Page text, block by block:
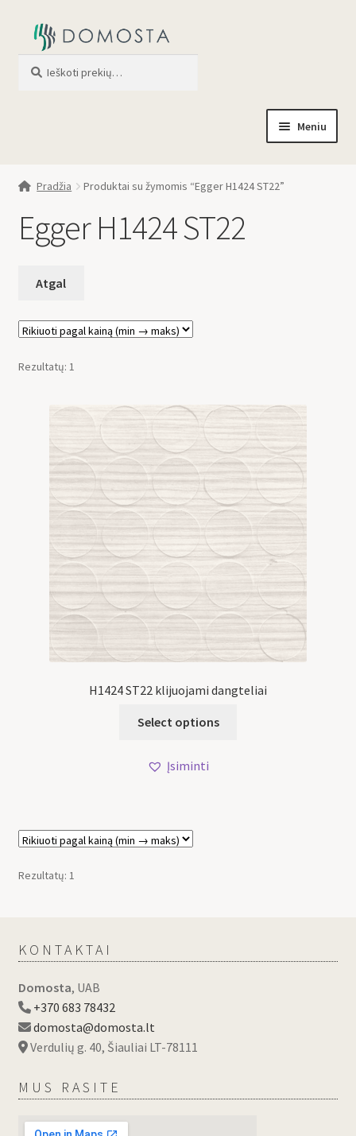
Meniu
Apie mus
Profilis
Pradžia Produktai su žymomis “Egger H1424 ST22”
Egger H1424 ST22
Rezultatų: 1
H1424 ST22 klijuojami dangteliai
Select options
Įsiminti
Rezultatų: 1
KONTAKTAI
Domosta, UAB
+370 683 78432
domosta@domosta.lt
Verdulių g. 40, Šiauliai LT-78111
MUS RASITE